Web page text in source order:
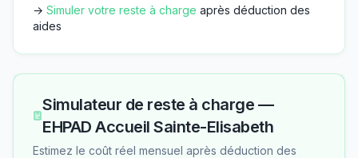
→ Simuler votre reste à charge après déduction des
aides
Simulateur de reste à charge —
EHPAD Accueil Sainte-Elisabeth
Estimez le coût réel mensuel après déduction des